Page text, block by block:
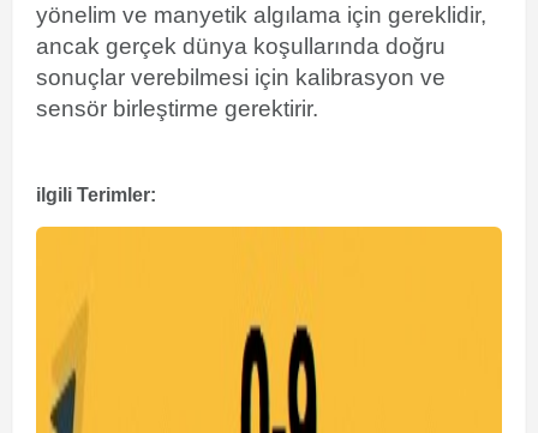
yönelim ve manyetik algılama için gereklidir,
ancak gerçek dünya koşullarında doğru
sonuçlar verebilmesi için kalibrasyon ve
sensör birleştirme gerektirir.
ilgili Terimler: